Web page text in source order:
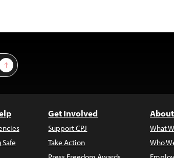
Sign Up
Get Involved
Support CPJ
Take Action
What
Who